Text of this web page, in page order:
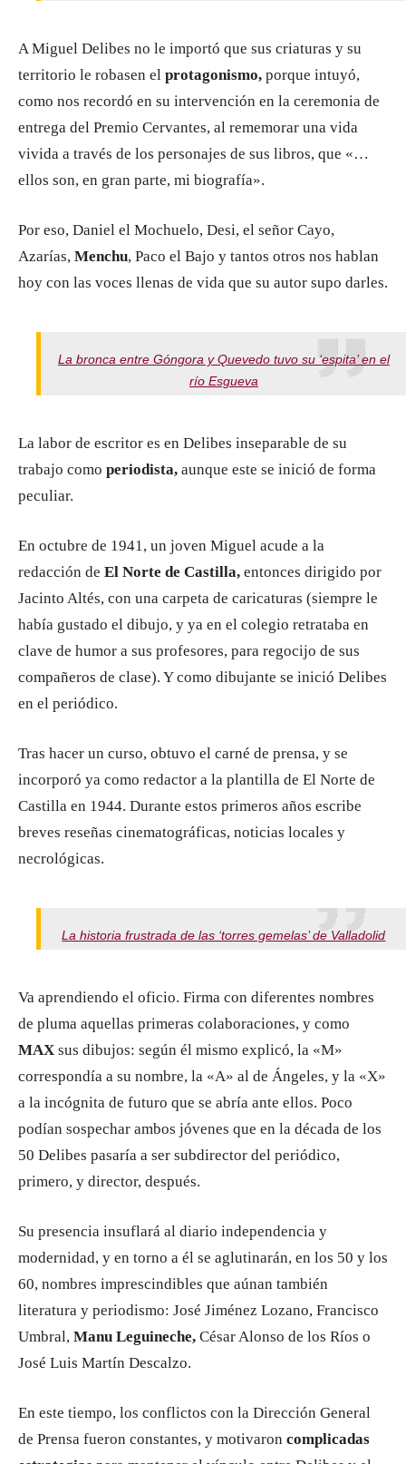
A Miguel Delibes no le importó que sus criaturas y su
territorio le robasen el protagonismo, porque intuyó,
como nos recordó en su intervención en la ceremonia de
entrega del Premio Cervantes, al rememorar una vida
vivida a través de los personajes de sus libros, que «…
ellos son, en gran parte, mi biografía».
Por eso, Daniel el Mochuelo, Desi, el señor Cayo,
Azarías, Menchu, Paco el Bajo y tantos otros nos hablan
hoy con las voces llenas de vida que su autor supo darles.
La bronca entre Góngora y Quevedo tuvo su ‘espita’ en el
río Esgueva
La labor de escritor es en Delibes inseparable de su
trabajo como periodista, aunque este se inició de forma
peculiar.
En octubre de 1941, un joven Miguel acude a la
redacción de El Norte de Castilla, entonces dirigido por
Jacinto Altés, con una carpeta de caricaturas (siempre le
había gustado el dibujo, y ya en el colegio retrataba en
clave de humor a sus profesores, para regocijo de sus
compañeros de clase). Y como dibujante se inició Delibes
en el periódico.
Tras hacer un curso, obtuvo el carné de prensa, y se
incorporó ya como redactor a la plantilla de El Norte de
Castilla en 1944. Durante estos primeros años escribe
breves re­señas cinematográficas, noticias locales y
necrológicas.
La historia frustrada de las ‘torres gemelas’ de Valladolid
Va aprendiendo el oficio. Firma con diferentes nombres
de pluma aquellas primeras colaboraciones, y como
MAX sus dibujos: según él mismo explicó, la «M»
correspondía a su nombre, la «A» al de Ángeles, y la «X»
a la incógnita de futuro que se abría ante ellos. Poco
podían sospechar ambos jóvenes que en la década de los
50 Delibes pasaría a ser subdirector del periódico,
primero, y director, después.
Su presencia insuflará al diario independencia y
modernidad, y en torno a él se aglutinarán, en los 50 y los
60, nombres imprescindibles que aúnan también
literatura y periodismo: José Jiménez Lozano, Francisco
Umbral, Manu Leguineche, César Alonso de los Ríos o
José Luis Martín Descalzo.
En este tiempo, los conflictos con la Dirección General
de Prensa fueron constantes, y motivaron complicadas